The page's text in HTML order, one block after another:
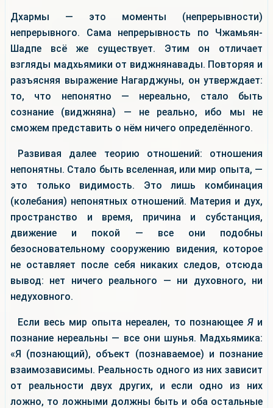
Дхармы — это моменты (непрерывности)
непрерывного. Сама непрерывность по Чжамьян-
Шадпе всё же существует. Этим он отличает
взгляды мадхьямики от виджнянавады. Повторяя и
разъясняя выражение Нагарджуны, он утверждает:
то, что непонятно — нереально, стало быть
сознание (виджняна) — не реально, ибо мы не
сможем представить о нём ничего определённого.
Развивая далее теорию отношений: отношения
непонятны. Стало быть вселенная, или мир опыта, —
это только видимость. Это лишь комбинация
(колебания) непонятных отношений. Материя и дух,
пространство и время, причина и субстанция,
движение и покой — все они подобны
безосновательному сооружению видения, которое
не оставляет после себя никаких следов, отсюда
вывод: нет ничего реального — ни духовного, ни
недуховного.
Если весь мир опыта нереален, то познающееЯи
познание нереальны — все они шунья. Мадхьямика:
«Я (познающий), объект (познаваемое) и познание
взаимозависимы. Реальность одного из них зависит
от реальности двух других, и если одно из них
ложно, то ложными должны быть и оба остальные